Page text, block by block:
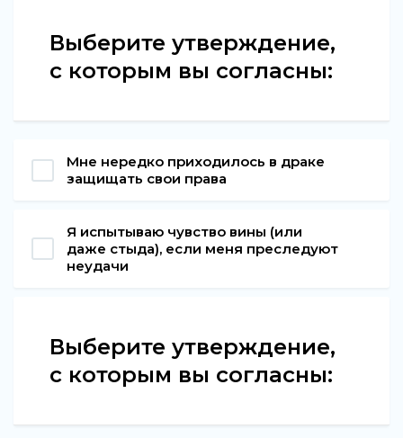
Выберите утверждение,
с которым вы согласны:
Мне нередко приходилось в драке
защищать свои права
Я испытываю чувство вины (или
даже стыда), если меня преследуют
неудачи
Выберите утверждение,
с которым вы согласны: